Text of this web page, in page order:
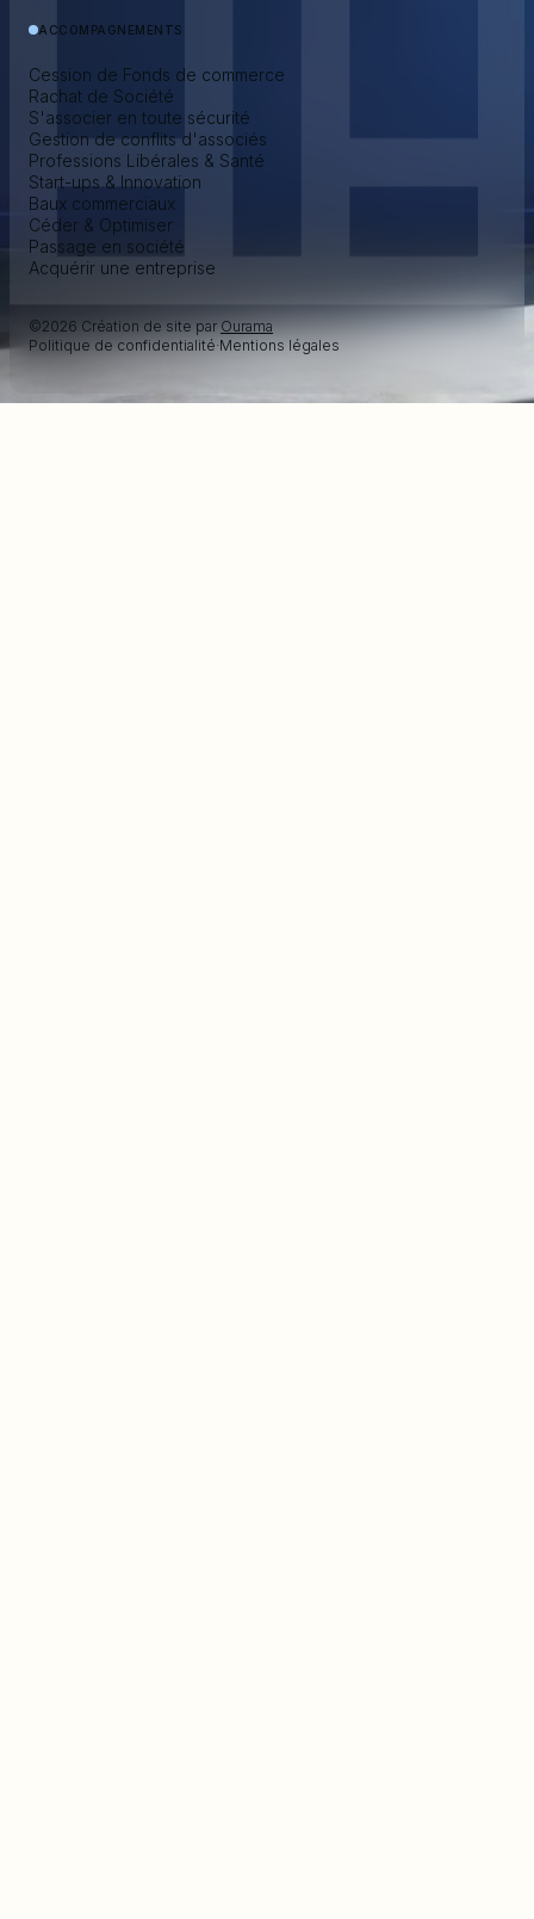
ACCOMPAGNEMENTS
Cession de Fonds de commerce
Rachat de Société
S'associer en toute sécurité
Gestion de conflits d'associés
Professions Libérales & Santé
Start-ups & Innovation
Baux commerciaux
Céder & Optimiser
Passage en société
Acquérir une entreprise
©2026 Création de site par Ourama
Politique de confidentialité·Mentions légales